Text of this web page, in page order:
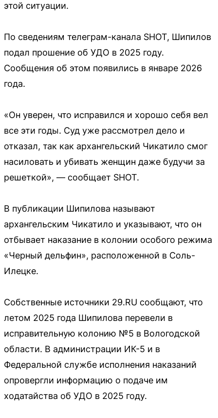
этой ситуации.
По сведениям телеграм-канала SHOT, Шипилов
подал прошение об УДО в 2025 году.
Сообщения об этом появились в январе 2026
года.
«Он уверен, что исправился и хорошо себя вел
все эти годы. Суд уже рассмотрел дело и
отказал, так как архангельский Чикатило смог
насиловать и убивать женщин даже будучи за
решеткой», — сообщает SHOT.
В публикации Шипилова называют
архангельским Чикатило и указывают, что он
отбывает наказание в колонии особого режима
«Черный дельфин», расположенной в Соль-
Илецке.
Собственные источники 29.RU сообщают, что
летом 2025 года Шипилова перевели в
исправительную колонию №5 в Вологодской
области. В администрации ИК-5 и в
Федеральной службе исполнения наказаний
опровергли информацию о подаче им
ходатайства об УДО в 2025 году.